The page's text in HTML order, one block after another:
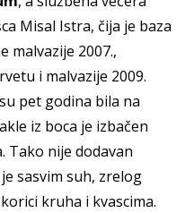
Misal Istra, čija je baza
malvazije 2007.,
i malvazije 2009.
pet godina bila na
iz boca je izbačen
Tako nije dodavan
sasvim suh, zrelog
kruha i kvascima.